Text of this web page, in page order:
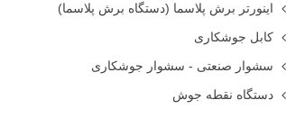
اینورتر برش پلاسما (دستگاه برش پلاسما)
کابل جوشکاری
سشوار صنعتی - سشوار جوشکاری
دستگاه نقطه جوش